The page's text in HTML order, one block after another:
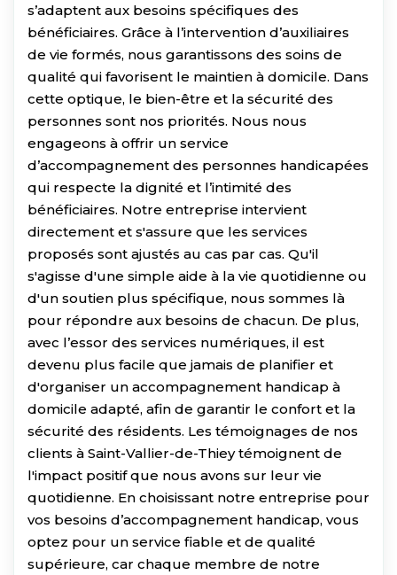
s’adaptent aux besoins spécifiques des
bénéficiaires. Grâce à l’intervention d’auxiliaires
de vie formés, nous garantissons des soins de
qualité qui favorisent le maintien à domicile. Dans
cette optique, le bien-être et la sécurité des
personnes sont nos priorités. Nous nous
engageons à offrir un service
d’accompagnement des personnes handicapées
qui respecte la dignité et l’intimité des
bénéficiaires. Notre entreprise intervient
directement et s'assure que les services
proposés sont ajustés au cas par cas. Qu'il
s'agisse d'une simple aide à la vie quotidienne ou
d'un soutien plus spécifique, nous sommes là
pour répondre aux besoins de chacun. De plus,
avec l’essor des services numériques, il est
devenu plus facile que jamais de planifier et
d'organiser un accompagnement handicap à
domicile adapté, afin de garantir le confort et la
sécurité des résidents. Les témoignages de nos
clients à Saint-Vallier-de-Thiey témoignent de
l'impact positif que nous avons sur leur vie
quotidienne. En choisissant notre entreprise pour
vos besoins d’accompagnement handicap, vous
optez pour un service fiable et de qualité
supérieure, car chaque membre de notre